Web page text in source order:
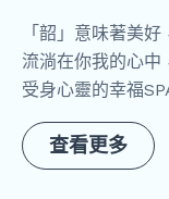
「韶」意味著美
流淌在你我的心中
受身心靈的幸福
查看更多